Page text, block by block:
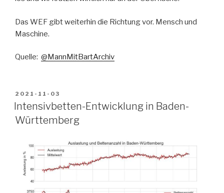
Das WEF gibt weiterhin die Richtung vor. Mensch und
Maschine.
Quelle: @MannMitBartArchiv
VERÖFFENTLICHT
AM
2021-11-03
Intensivbetten-Entwicklung in Baden-
Württemberg